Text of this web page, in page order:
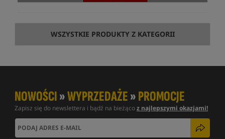
WSZYSTKIE PRODUKTY Z KATEGORII
NOWOŚCI»WYPRZEDAŻE»PROMOCJE
Zapisz się do newslettera i bądź na bieżącoz najlepszymi okazjami!